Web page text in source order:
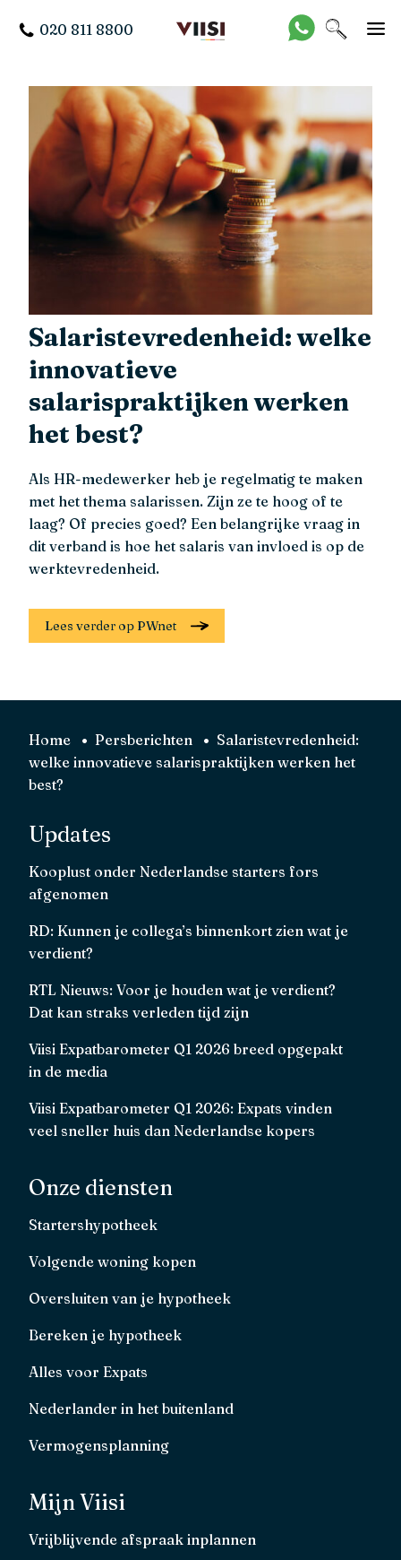
020 811 8800
Salaristevredenheid: welke
innovatieve
salarispraktijken werken
het best?
Als HR-medewerker heb je regelmatig te maken
met het thema salarissen. Zijn ze te hoog of te
laag? Of precies goed? Een belangrijke vraag in
dit verband is hoe het salaris van invloed is op de
werktevredenheid.
Lees verder op PWnet
Home Persberichten
Salaristevredenheid:
welke innovatieve salarispraktijken werken het
best?
Updates
Kooplust onder Nederlandse starters fors
afgenomen
RD: Kunnen je collega’s binnenkort zien wat je
verdient?
RTL Nieuws: Voor je houden wat je verdient?
Dat kan straks verleden tijd zijn
Viisi Expatbarometer Q1 2026 breed opgepakt
in de media
Viisi Expatbarometer Q1 2026: Expats vinden
veel sneller huis dan Nederlandse kopers
Onze diensten
Startershypotheek
Volgende woning kopen
Oversluiten van je hypotheek
Bereken je hypotheek
Alles voor Expats
Nederlander in het buitenland
Vermogensplanning
Mijn Viisi
Vrijblijvende afspraak inplannen